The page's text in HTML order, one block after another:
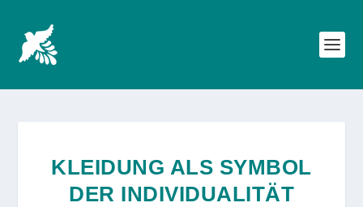
KLEIDUNG ALS SYMBOL
DER INDIVIDUALITÄT